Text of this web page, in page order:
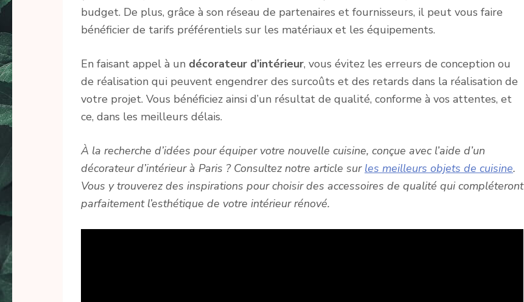
budget. De plus, grâce à son réseau de partenaires et fournisseurs, il peut vous faire
bénéficier de tarifs préférentiels sur les matériaux et les équipements.
En faisant appel à un décorateur d’intérieur, vous évitez les erreurs de conception ou
de réalisation qui peuvent engendrer des surcoûts et des retards dans la réalisation de
votre projet. Vous bénéficiez ainsi d’un résultat de qualité, conforme à vos attentes, et
ce, dans les meilleurs délais.
À la recherche d’idées pour équiper votre nouvelle cuisine, conçue avec l’aide d’un
décorateur d’intérieur à Paris ? Consultez notre article sur les meilleurs objets de cuisine.
Vous y trouverez des inspirations pour choisir des accessoires de qualité qui compléteront
parfaitement l’esthétique de votre intérieur rénové.